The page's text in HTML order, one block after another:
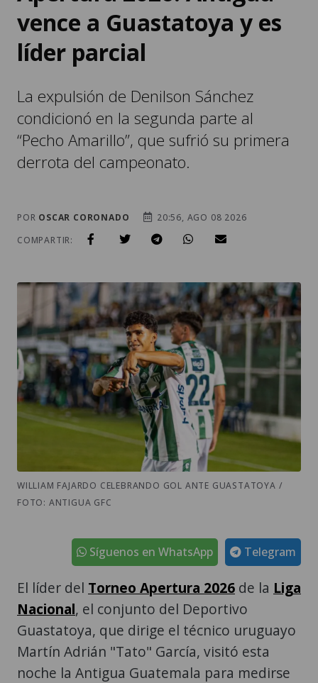
vence a Guastatoya y es
líder parcial
La expulsión de Denilson Sánchez
condicionó en la segunda parte al
“Pecho Amarillo”, que sufrió su primera
derrota del campeonato.
POR OSCAR CORONADO
20:56, AGO 08 2026
COMPARTIR:
WILLIAM FAJARDO CELEBRANDO GOL ANTE GUASTATOYA /
FOTO: ANTIGUA GFC
Telegram
Síguenos en WhatsApp
El líder del Torneo Apertura 2026 de la Liga
Nacional, el conjunto del Deportivo
Guastatoya, que dirige el técnico uruguayo
Martín Adrián "Tato" García, visitó esta
noche la Antigua Guatemala para medirse